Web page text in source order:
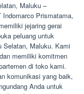
Maluku –
Prismatama,
jejaring gerai
peluang untuk
Selatan, Maluku. Kami
memiliki komitmen
di toko kami.
komunikasi yang baik,
Anda untuk